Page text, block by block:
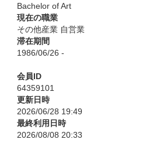
Bachelor of Art
現在の職業
その他産業 自営業
滞在期間
1986/06/26 -
会員ID
64359101
更新日時
2026/06/28 19:49
最終利用日時
2026/08/08 20:33